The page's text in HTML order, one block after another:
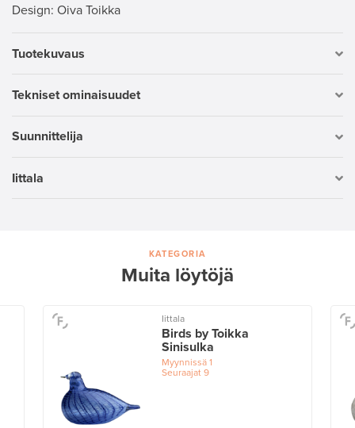
Design: Oiva Toikka
Tuotekuvaus
Tekniset ominaisuudet
Suunnittelija
Iittala
KATEGORIA
Muita löytöjä
Iittala
Birds by Toikka
Sinisulka
Myynnissä1
Seuraajat9